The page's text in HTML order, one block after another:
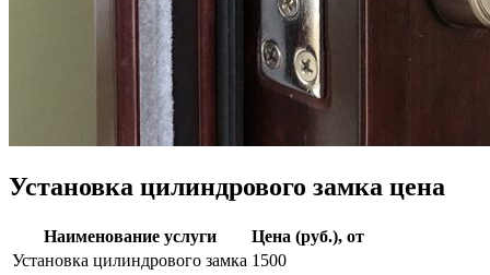
Установка цилиндрового замка цена
Наименование услуги
Цена (руб.), от
Установка цилиндрового замка 1500